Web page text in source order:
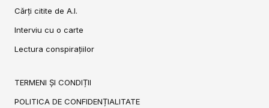
Cărți citite de A.I.
Interviu cu o carte
Lectura conspirațiilor
TERMENI ȘI CONDIȚII
POLITICA DE CONFIDENȚIALITATE